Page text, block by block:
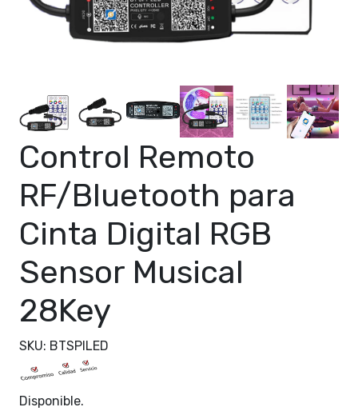
Control Remoto
RF/Bluetooth para
Cinta Digital RGB
Sensor Musical
28Key
SKU: BTSPILED
Disponible.